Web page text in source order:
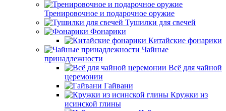
Тренировочное и подарочное оружие
Тушилки для свечей
Фонарики
Китайские фонарики
Чайные
принадлежности
Всё для чайной
церемонии
Гайвани
Кружки из
исинской глины